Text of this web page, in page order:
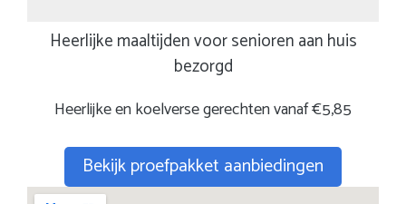
Heerlijke maaltijden voor senioren aan huis
bezorgd
Heerlijke en koelverse gerechten vanaf €5,85
Bekijk proefpakket aanbiedingen